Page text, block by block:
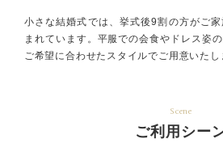
小さな結婚式では、挙式後9割の方がご
まれています。 平服での会食やドレス姿
ご希望に合わせたスタイルでご用意いたし
Scene
ご利用シー